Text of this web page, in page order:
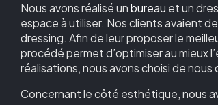
Nous avons réalisé unbureau et un
espace à utiliser. Nos clients avaient
dressing. Afin de leur proposer le
procédé permet d’optimiser au mieux
réalisations, nous avons choisi de
Concernant le côté esthétique, nous